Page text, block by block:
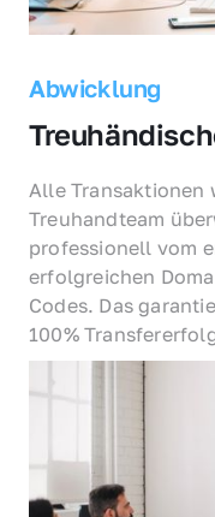
Abwicklung
Alle Transaktionen
Treuhandteam
professionell vom
erfolgreichen
Codes. Das
100%